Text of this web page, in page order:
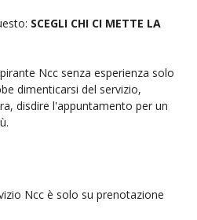
SCEGLI CHI CI METTE LA
Ncc senza esperienza solo
dimenticarsi del servizio,
disdire l'appuntamento per un
Ncc è solo su prenotazione